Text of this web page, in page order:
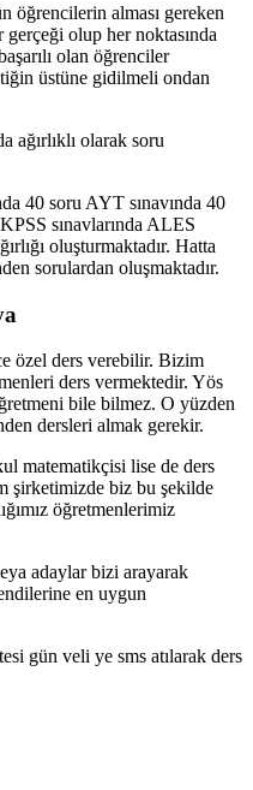
öğrencilerin alması gereken
gerçeği olup her noktasında
olan öğrenciler
üstüne gidilmeli ondan
ağırlıklı olarak soru
40 soru AYT sınavında 40
sınavlarında ALES
oluşturmaktadır. Hatta
sorulardan oluşmaktadır.
özel ders verebilir. Bizim
ders vermektedir. Yös
bile bilmez. O yüzden
dersleri almak gerekir.
matematikçisi lise de ders
şirketimizde biz bu şekilde
öğretmenlerimiz
adaylar bizi arayarak
en uygun
gün veli ye sms atılarak ders